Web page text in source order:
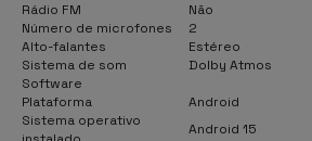
Rádio FM
Não
Número de microfones
2
Alto-falantes
Estéreo
Sistema de som
Dolby Atmos
Software
Plataforma
Android
Sistema operativo
Android 15